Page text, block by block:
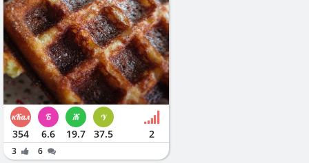
354 6.6 19.7 37.5 2
3 6